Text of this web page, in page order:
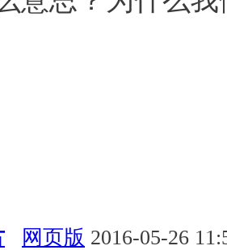
网页版 2016-05-26